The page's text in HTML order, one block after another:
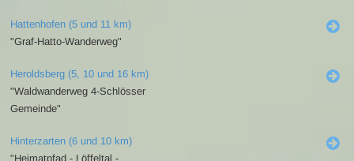
Hattenhofen (5 und 11 km)
"Graf-Hatto-Wanderweg"
Heroldsberg (5, 10 und 16 km)
"Waldwanderweg 4-Schlösser
Gemeinde"
Hinterzarten (6 und 10 km)
"Heimatpfad - Löffeltal -